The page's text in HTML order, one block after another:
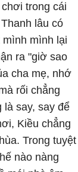
trong cái
lâu có
mình lại
ra "giờ sao
cha mẹ, nhớ
rối chẳng
là say, say để
Kiều chẳng
Trong tuyệt
nào nàng